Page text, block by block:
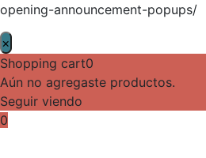
opening-announcement-popups/
×
Shopping cart0
Aún no agregaste productos.
Seguir viendo
0